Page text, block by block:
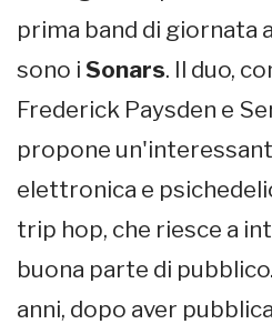
prima band di giornata
sono i Sonars. Il duo,
Frederick Paysden e
propone
elettronica e
trip hop, che riesce a
buona parte di
anni, dopo aver